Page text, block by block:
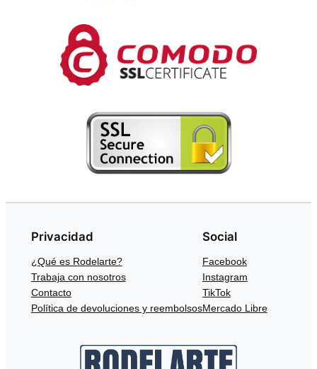
Privacidad
¿Qué es Rodelarte?
Trabaja con nosotros
Contacto
Política de devoluciones y reembolsos
Social
Facebook
Instagram
TikTok
Mercado Libre